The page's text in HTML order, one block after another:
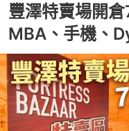
豐澤特賣場開
MBA、手機、